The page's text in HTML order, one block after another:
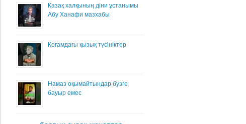
Қазақ халқының діни ұстанымы
Абу Ханафи мазхабы
Қоғамдағы қызық түсініктер
Намаз оқымайтындар бузге
бауыр емес